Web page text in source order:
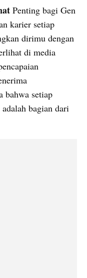
Penting bagi Gen
karier setiap
dirimu dengan
di media
bahwa setiap
bagian dari